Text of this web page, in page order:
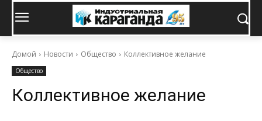
Домой Новости Общество Коллективное желание
Общество
Коллективное желание